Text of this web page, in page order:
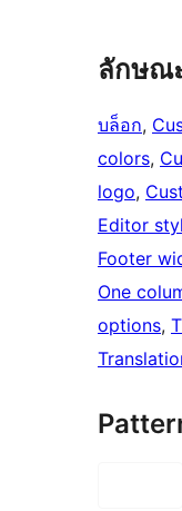
ลักษณ
บล็อก,
colors,
logo,
Editor
Footer
One
options,